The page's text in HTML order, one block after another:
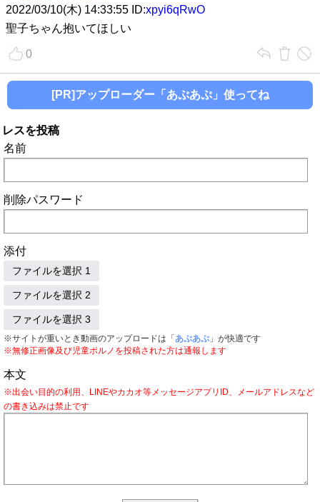
2022/03/10(木) 14:33:55 ID:xpyi6qRwO
聖子ちゃん抱いてほしい
0
[PR]アップローダー「あぷあぷ」使ってね
レスを投稿
名前
削除パスワード
添付
ファイルを選択 1
ファイルを選択 2
ファイルを選択 3
※サイトが重いとき動画のアップロードは「 あぷあぷ 」が快適です
※無修正画像及び児童ポルノを投稿された方は通報します
本文
※出会い目的の利用、LINEやカカオ等メッセージアプリID、メールアドレスなど
の書き込みは禁止です